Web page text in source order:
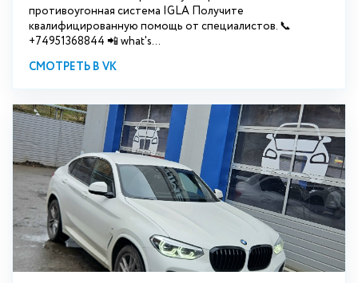
противоугонная система IGLA Получите
квалифицированную помощь от специалистов. 📞
+74951368844 📲 what's...
СМОТРЕТЬ В VK